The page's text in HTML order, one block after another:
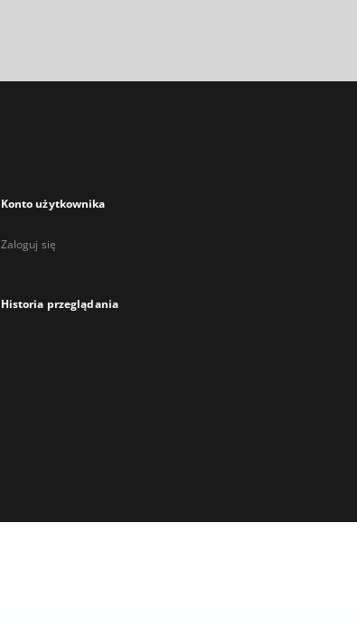
Konto użytkownika
Zaloguj się
Historia przeglądania